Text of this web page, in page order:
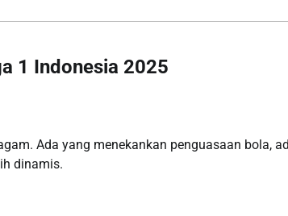
1 Indonesia 2025
Ada yang menekankan penguasaan bola,
dinamis.